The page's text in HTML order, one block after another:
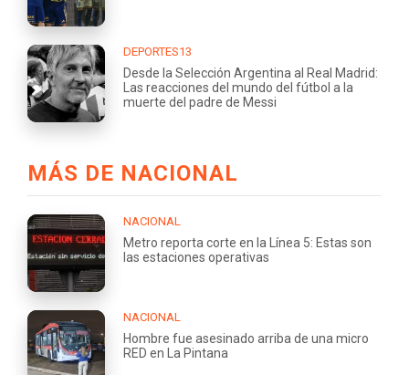
DEPORTES13
Desde la Selección Argentina al Real Madrid:
Las reacciones del mundo del fútbol a la
muerte del padre de Messi
MÁS DE NACIONAL
NACIONAL
Metro reporta corte en la Línea 5: Estas son
las estaciones operativas
NACIONAL
Hombre fue asesinado arriba de una micro
RED en La Pintana